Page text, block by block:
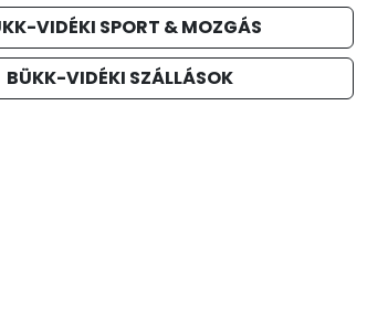
VIDÉKI SPORT & MOZGÁS
BÜKK-VIDÉKI SZÁLLÁSOK